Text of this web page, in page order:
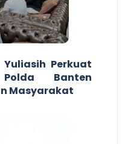
Yuliasih Perkuat
Banten
Masyarakat